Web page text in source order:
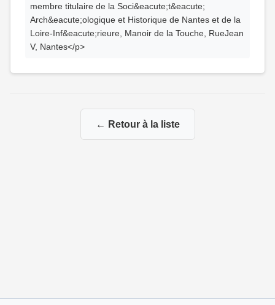
membre titulaire de la Soci&eacute;t&eacute;
Arch&eacute;ologique et Historique de Nantes et de la
Loire-Inf&eacute;rieure, Manoir de la Touche, RueJean
V, Nantes</p>
← Retour à la liste